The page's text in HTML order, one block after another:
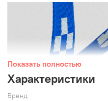
Показать полностью
Характеристики
Бренд